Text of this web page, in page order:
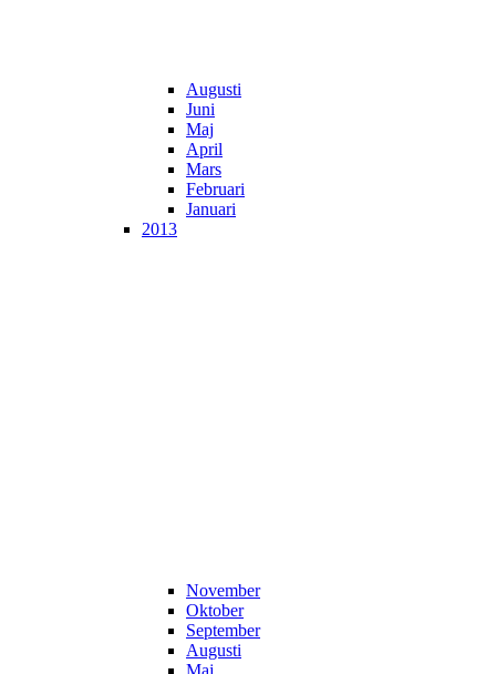
Augusti
Juni
Maj
April
Mars
Februari
Januari
2013
November
Oktober
September
Augusti
Maj